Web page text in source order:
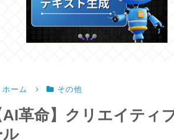
ホーム その他
AI革命】クリエイティ
ル